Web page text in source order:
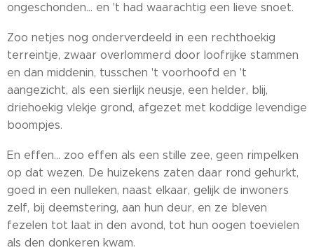
ongeschonden... en 't had waarachtig een lieve snoet.
Zoo netjes nog onderverdeeld in een rechthoekig
terreintje, zwaar overlommerd door loofrijke stammen
en dan middenin, tusschen 't voorhoofd en 't
aangezicht, als een sierlijk neusje, een helder, blij,
driehoekig vlekje grond, afgezet met koddige levendige
boompjes.
En effen... zoo effen als een stille zee, geen rimpelken
op dat wezen. De huizekens zaten daar rond gehurkt,
goed in een nulleken, naast elkaar, gelijk de inwoners
zelf, bij deemstering, aan hun deur, en ze bleven
fezelen tot laat in den avond, tot hun oogen toevielen
als den donkeren kwam.